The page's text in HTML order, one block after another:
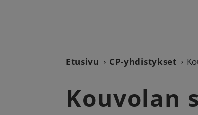
Etusivu CP-yhdistykset
Kouvolan